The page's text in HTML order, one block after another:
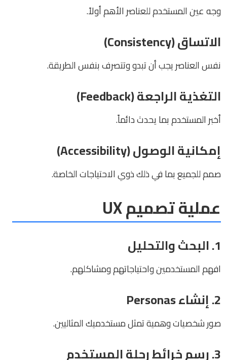
وجه عين المستخدم للعناصر الأهم أولاً.
الاتساق (Consistency)
نفس العناصر يجب أن تبدو وتتصرف بنفس الطريقة.
التغذية الراجعة (Feedback)
أخبر المستخدم بما يحدث دائماً.
إمكانية الوصول (Accessibility)
صمم للجميع بما في ذلك ذوي الاحتياجات الخاصة.
عملية تصميم UX
1. البحث والتحليل
افهم المستخدمين واحتياجاتهم ومشاكلهم.
2. إنشاء Personas
صور شخصيات وهمية تمثل مستخدميك المثاليين.
3. رسم خرائط رحلة المستخدم